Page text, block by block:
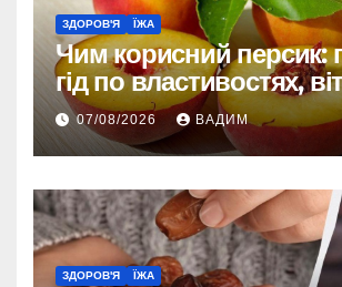
ЗДОРОВ'Я ЇЖА
Чим корисний персик:
гід по властивостях,
впливі на організм
07/08/2026 ВАДИМ
ЗДОРОВ'Я ЇЖА